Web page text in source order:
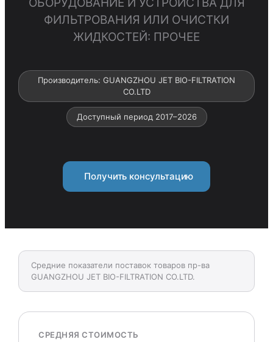
ФИЛЬТРОВАНИЯ ИЛИ ОЧИСТКИ
ЖИДКОСТЕЙ: ПРОЧЕЕ
Производитель: GUANGZHOU JET BIO-FILTRATION
CO.LTD
Доступный период 2017–2026
Получить консультацию
Средние показатели поставок товаров пр-ва
GUANGZHOU JET BIO-FILTRATION CO.LTD.
СРЕДНЯЯ СТОИМОСТЬ